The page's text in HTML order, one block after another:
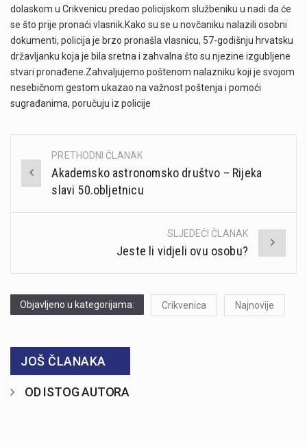
dolaskom u Crikvenicu predao policijskom službeniku u nadi da će
se što prije pronaći vlasnik.Kako su se u novčaniku nalazili osobni
dokumenti, policija je brzo pronašla vlasnicu, 57-godišnju hrvatsku
državljanku koja je bila sretna i zahvalna što su njezine izgubljene
stvari pronađene.Zahvaljujemo poštenom nalazniku koji je svojom
nesebičnom gestom ukazao na važnost poštenja i pomoći
sugrađanima, poručuju iz policije
Post
navigation
PRETHODNI ČLANAK
Akademsko astronomsko društvo – Rijeka
slavi 50.obljetnicu
SLJEDEĆI ČLANAK
Jeste li vidjeli ovu osobu?
Objavljeno u kategorijama: Crikvenica Najnovije
JOŠ ČLANAKA
OD ISTOG AUTORA